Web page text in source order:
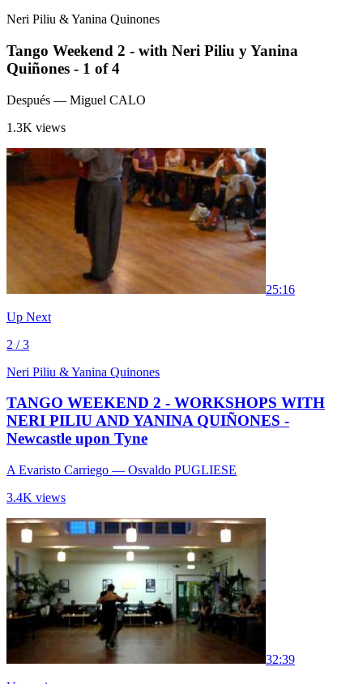
Neri Piliu & Yanina Quinones
Tango Weekend 2 - with Neri Piliu y Yanina
Quiñones - 1 of 4
Después — Miguel CALO
1.3K views
25:16
Up Next
2 / 3
Neri Piliu & Yanina Quinones
TANGO WEEKEND 2 - WORKSHOPS WITH
NERI PILIU AND YANINA QUIÑONES -
Newcastle upon Tyne
A Evaristo Carriego — Osvaldo PUGLIESE
3.4K views
32:39